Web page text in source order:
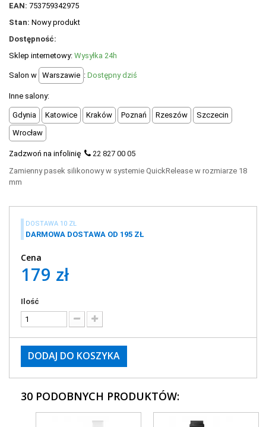
WYPRZEDAŻ
EAN: 753759342975
Stan: Nowy produkt
Dostępność:
Sklep internetowy: Wysyłka 24h
Salon w Warszawie : Dostępny dziś
Inne salony:
Gdynia Katowice Kraków Poznań Rzeszów
Szczecin
Wrocław
Zadzwoń na infolinię
22 827 00 05
Zamienny pasek silikonowy w systemie QuickRelease w rozmiarze 18
mm
DOSTAWA 10 ZŁ
DARMOWA DOSTAWA OD 195 ZŁ
Cena
179 zł
Ilość
DODAJ DO KOSZYKA
30 PODOBNYCH PRODUKTÓW: